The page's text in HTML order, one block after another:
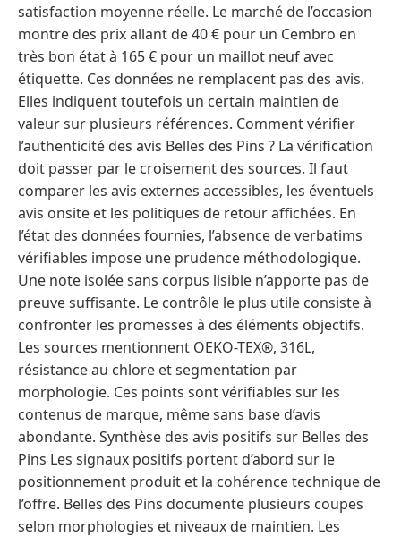
satisfaction moyenne réelle. Le marché de l’occasion
montre des prix allant de 40 € pour un Cembro en
très bon état à 165 € pour un maillot neuf avec
étiquette. Ces données ne remplacent pas des avis.
Elles indiquent toutefois un certain maintien de
valeur sur plusieurs références. Comment vérifier
l’authenticité des avis Belles des Pins ? La vérification
doit passer par le croisement des sources. Il faut
comparer les avis externes accessibles, les éventuels
avis onsite et les politiques de retour affichées. En
l’état des données fournies, l’absence de verbatims
vérifiables impose une prudence méthodologique.
Une note isolée sans corpus lisible n’apporte pas de
preuve suffisante. Le contrôle le plus utile consiste à
confronter les promesses à des éléments objectifs.
Les sources mentionnent OEKO-TEX®, 316L,
résistance au chlore et segmentation par
morphologie. Ces points sont vérifiables sur les
contenus de marque, même sans base d’avis
abondante. Synthèse des avis positifs sur Belles des
Pins Les signaux positifs portent d’abord sur le
positionnement produit et la cohérence technique de
l’offre. Belles des Pins documente plusieurs coupes
selon morphologies et niveaux de maintien. Les